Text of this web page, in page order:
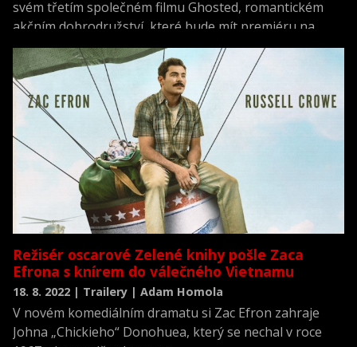
svém třetím společném filmu Ghosted, romantickém
akčním dobrodružství, které bude mít premiéru na
Apple TV+ 21. dubna.
Režisér oscarové Zelené knihy pošle Zaca
Efrona s knírem do válečného Vietnamu
18. 8. 2022 | Trailery | Adam Homola
V novém komediálním dramatu si Zac Efron zahraje
Johna „Chickieho“ Donohuea, který se nechal v roce